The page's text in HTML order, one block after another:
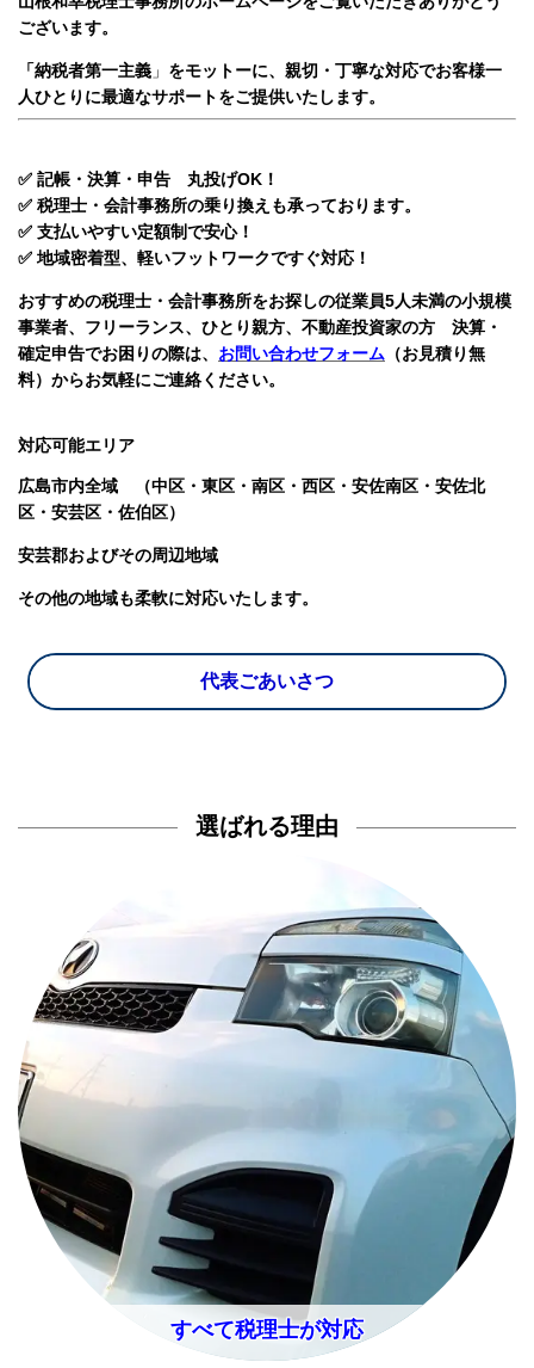
ございます。
「納税者第一主義 」 をモットーに、親切・丁寧な対応でお客様一
人ひとりに最適なサポートをご提供いたします。
✅ 記帳・決算・申告 丸投げOK！
✅ 税理士・会計事務所の乗り換えも承っております。
✅ 支払いやすい定額制で安心！
✅ 地域密着型、軽いフットワークですぐ対応！
おすすめの税理士・会計事務所をお探しの従業員5人未満の小規模
事業者、フリーランス、ひとり親方、不動産投資家の方 決算・
確定申告でお困りの際は、 お問い合わせフォーム （お見積り無
料）からお気軽にご連絡ください。
対応可能エリア
広島市内全域 （中区・東区・南区・西区・安佐南区・安佐北
区・安芸区・佐伯区）
安芸郡およびその周辺地域
その他の地域も柔軟に対応いたします。
代表ごあいさつ
選ばれる理由
すべて税理士が対応